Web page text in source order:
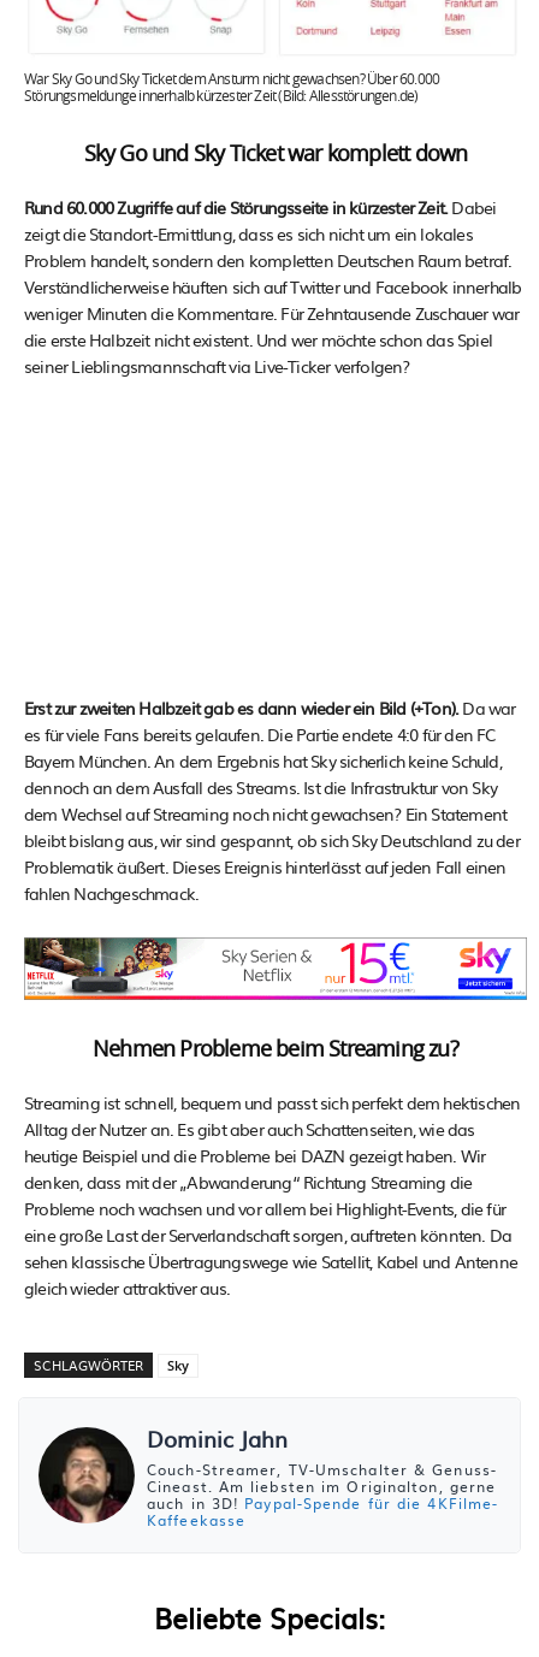
War Sky Go und Sky Ticket dem Ansturm nicht gewachsen? Über 60.000
Störungsmeldunge innerhalb kürzester Zeit (Bild: Allesstörungen.de)
Sky Go und Sky Ticket war komplett down
Rund 60.000 Zugriffe auf die Störungsseite in kürzester Zeit.Dabei
zeigt die Standort-Ermittlung, dass es sich nicht um ein lokales
Problem handelt, sondern den kompletten Deutschen Raum betraf.
Verständlicherweise häuften sich auf Twitter und Facebook innerhalb
weniger Minuten die Kommentare. Für Zehntausende Zuschauer war
die erste Halbzeit nicht existent. Und wer möchte schon das Spiel
seiner Lieblingsmannschaft via Live-Ticker verfolgen?
Erst zur zweiten Halbzeit gab es dann wieder ein Bild (+Ton).Da war
es für viele Fans bereits gelaufen. Die Partie endete 4:0 für den FC
Bayern München. An dem Ergebnis hat Sky sicherlich keine Schuld,
dennoch an dem Ausfall des Streams. Ist die Infrastruktur von Sky
dem Wechsel auf Streaming noch nicht gewachsen? Ein Statement
bleibt bislang aus, wir sind gespannt, ob sich Sky Deutschland zu der
Problematik äußert. Dieses Ereignis hinterlässt auf jeden Fall einen
fahlen Nachgeschmack.
Nehmen Probleme beim Streaming zu?
Streaming ist schnell, bequem und passt sich perfekt dem hektischen
Alltag der Nutzer an. Es gibt aber auch Schattenseiten, wie das
heutige Beispiel und die Probleme bei DAZN gezeigt haben. Wir
denken, dass mit der „Abwanderung“ Richtung Streaming die
Probleme noch wachsen und vor allem bei Highlight-Events, die für
eine große Last der Serverlandschaft sorgen, auftreten könnten. Da
sehen klassische Übertragungswege wie Satellit, Kabel und Antenne
gleich wieder attraktiver aus.
SCHLAGWÖRTER Sky
Dominic Jahn
Couch-Streamer, TV-Umschalter & Genuss-
Cineast. Am liebsten im Originalton, gerne
auch in 3D! Paypal-Spende für die 4KFilme-
Kaffeekasse
Beliebte Specials: